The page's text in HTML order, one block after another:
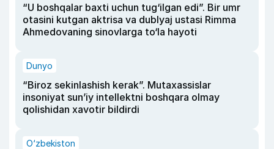
“U boshqalar baxti uchun tug‘ilgan edi”. Bir umr
otasini kutgan aktrisa va dublyaj ustasi Rimma
Ahmedovaning sinovlarga to‘la hayoti
Dunyo
“Biroz sekinlashish kerak”. Mutaxassislar
insoniyat sun’iy intellektni boshqara olmay
qolishidan xavotir bildirdi
O‘zbekiston